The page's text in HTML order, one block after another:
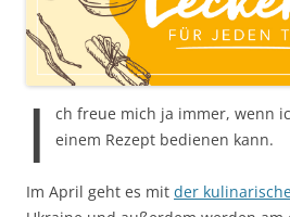
I
ch freue mich ja immer, wenn
einem Rezept bedienen kann.
Im April geht es mit der